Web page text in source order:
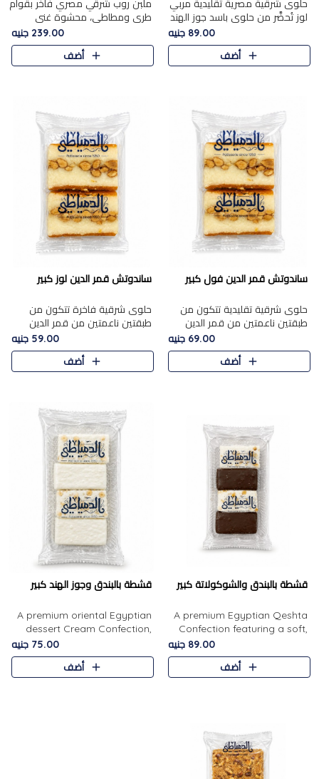
حلوى شرقية مصرية تقليدية مربي
لوز تُحضَّر من حلوى باسد جوز الهند
بقوام طري ومذاق غني، وتُزين
وتغطاه بقطع اللوز الفاخر التي
تضيف لمسة مميزة م..
89.00 جنيه
أضف
ملبن روب شرقي مصري فاخر بقوام
طري ومطاطي، محشوة غني
بسخاء بقطع عين الجمل واللوز
الفاخر التي تضيف قرمشة مميزة
ومرضية ونكهة ناتي غنية في كل
239.00 جنيه
أضف
ساندوتش قمر الدين فول كبير
حلوى شرقية تقليدية تتكون من
طبقتين ناعمتين من قمر الدين
الفاخر، تتوسطهما حشوة غنية من
الفول السوداني المحمص، لتجمع
بين حلاوة المشمش الطبيعية..
69.00 جنيه
أضف
ساندوتش قمر الدين لوز كبير
حلوى شرقية فاخرة تتكون من
طبقتين ناعمتين من قمر الدين
الفاخر، تتوسطهما حشوة غنية من
اللوز المحمص لتمنح مزيجًا متوازنًا
من النعومة والقرمشة. ..
59.00 جنيه
أضف
قشطة بالبندق والشوكولاتة كبير
A premium Egyptian Qeshta
Confection featuring a soft,
creamy texture paired with a
rich layer of premium
chocolate and the distinctive
89.00 جنيه
أضف
قشطة بالبندق وجوز الهند كبير
A premium oriental Egyptian
dessert Cream Confection,
featuring a soft, creamy
texture and the distinctive
flavor of roasted hazelnuts.
75.00 جنيه
أضف